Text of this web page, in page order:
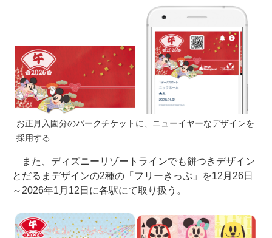
お正月入園分のパークチケットに、ニューイヤーなデザインを
採用する
また、ディズニーリゾートラインでも餅つきデザイン
とだるまデザインの2種の「フリーきっぷ」を12月26日
～2026年1月12日に各駅にて取り扱う。